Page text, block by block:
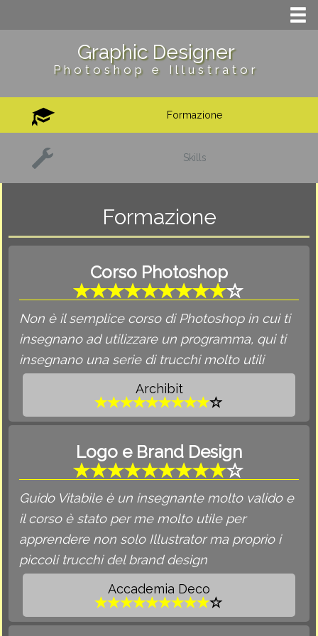
Graphic Designer
Photoshop e Illustrator
Formazione
Skills
Formazione
Corso Photoshop
Non è il semplice corso di Photoshop in cui ti
insegnano ad utilizzare un programma, qui ti
insegnano una serie di trucchi molto utili
Archibit
Logo e Brand Design
Guido Vitabile è un insegnante molto valido e
il corso è stato per me molto utile per
apprendere non solo Illustrator ma proprio i
piccoli trucchi del brand design
Accademia Deco